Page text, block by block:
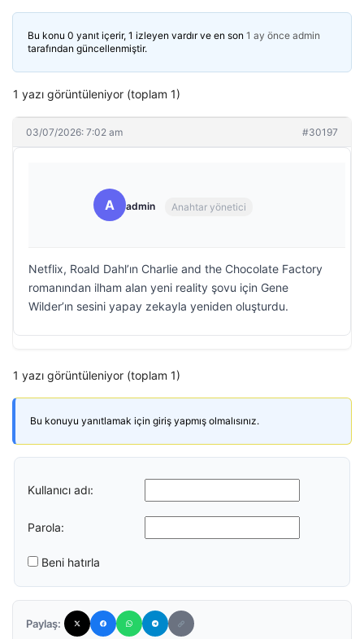
Bu konu 0 yanıt içerir, 1 izleyen vardır ve en son 1 ay önce admin
tarafından güncellenmiştir.
1 yazı görüntüleniyor (toplam 1)
03/07/2026: 7:02 am #30197
A admin Anahtar yönetici
Netflix, Roald Dahl’ın Charlie and the Chocolate Factory
romanından ilham alan yeni reality şovu için Gene
Wilder’ın sesini yapay zekayla yeniden oluşturdu.
1 yazı görüntüleniyor (toplam 1)
Bu konuyu yanıtlamak için giriş yapmış olmalısınız.
Kullanıcı adı:
Parola:
Beni hatırla
Paylaş: